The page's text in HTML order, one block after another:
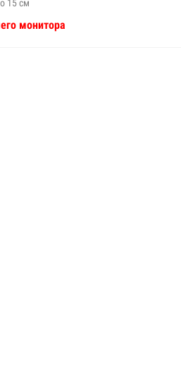
15 см
монитора